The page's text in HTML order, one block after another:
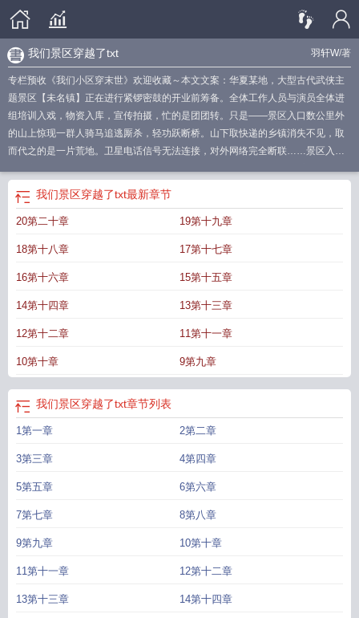
羽轩W/著
我们景区穿越了txt
专栏预收《我们小区穿末世》欢迎收藏～本文文案：华夏某地，大型古代武侠主
题景区【未名镇】正在进行紧锣密鼓的开业前筹备。全体工作人员与演员全体进
组培训入戏，物资入库，宣传拍摄，忙的是团团转。只是——景区入口数公里外
的山上惊现一群人骑马追逃厮杀，轻功跃断桥。山下取快递的乡镇消失不见，取
而代之的是一片荒地。卫星电话信号无法连接，对外网络完全断联……景区入口
此——江湖中多了一处未名圣地。相传，此地乃武道圣人遗留，仙人遗族隐居之
地。灯烛无火而燃，可使夜明如昼。傀儡能歌善舞，口舌如同真人人人千里传
音，耳听八方动向。......集思广益琢磨如何在古代艰难求生的未名镇全体镇民：
化！2025.2.17存梗初版文案，2026.1.9二版文案。专栏预收《我们小区穿末世》
欢迎收藏！文案：早上，和谐家园小区的广播还在呼叫着“请60周岁以上老人下楼
各户居民派出一名代表楼下开会，集体穿越，切勿出门。”洛翎一觉醒来，小区外
的机动车道消失不见，取而代之的是参天古木，无边森林，人人觉醒天赋职业。
士】，爱好露营登山户外的李小姐成了【探险者】，楼下碎嘴王大妈成为【八卦
群众】，收破烂的老爷子【拾荒者】，更有【木匠】、【厨师】、【种植者】......
听闻邻居们或是偏向战斗、或是生活化的职业，洛翎看着自己的【老好人】天赋
发呆。【老好人：你总是无法拒绝他人的请求，任何人向你发出委托邀约，即自
动生成任务】【任务名称】：维护小区秩序【委托方】：社区陈主任【任务奖
励】：陈主任独家开花大馒头*5、野菜鉴定【任务名称】：带娃辅导作业【委托
名称】：团队狩猎s级怪兽裂苍虎【委托方】：狼牙小队【任务奖励】：全属性＋
的，她只是想要生存下去。但不知不觉，什么时候......嗯？我成了末世传奇？
景区穿越了免费阅读
我们景区穿越了羽轩txt我们景区穿越了的英文
了61景点穿越是什么意思 我们景区穿越了羽轩我们景区穿越了羽轩W百度
们景区穿越了txt百度
我们景区穿越了by羽轩W
我们景区穿越了txt最新章节
20第二十章 19第十九章
18第十八章 17第十七章
16第十六章 15第十五章
14第十四章 13第十三章
12第十二章 11第十一章
10第十章 9第九章
我们景区穿越了txt章节列表
1第一章 2第二章
3第三章 4第四章
5第五章 6第六章
7第七章 8第八章
9第九章 10第十章
11第十一章 12第十二章
13第十三章 14第十四章